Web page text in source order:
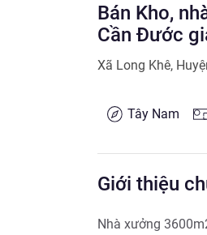
Bán Kho,
Cần Đước
Xã Long Khê,
Tây Nam
Giới thiệu
Nhà xưởng